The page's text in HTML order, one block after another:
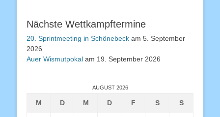
Nächste Wettkampftermine
20. Sprintmeeting in Schönebeck am 5. September
2026
Auer Wismutpokal am 19. September 2026
AUGUST 2026
M D M D F S S